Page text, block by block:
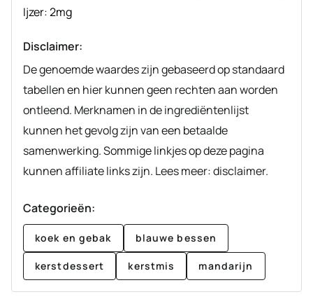
Ijzer:2mg
Disclaimer:
De genoemde waardes zijn gebaseerd op standaard
tabellen en hier kunnen geen rechten aan worden
ontleend. Merknamen in de ingrediëntenlijst
kunnen het gevolg zijn van een betaalde
samenwerking. Sommige linkjes op deze pagina
kunnen affiliate links zijn. Lees meer: disclaimer.
Categorieën:
koek en gebak blauwe bessen
kerstdessert kerstmis mandarijn